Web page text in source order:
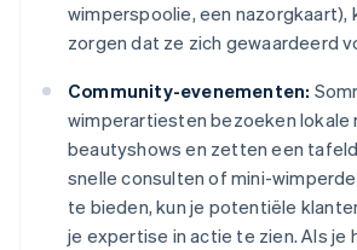
wimperspoolie, een nazorgkaart),
zorgen dat ze zich gewaardeerd
Community-evenementen:
wimperartiesten bezoeken lokale
beautyshows en zetten een
snelle consulten of mini-
te bieden, kun je potentiële
je expertise in actie te zien. Als je